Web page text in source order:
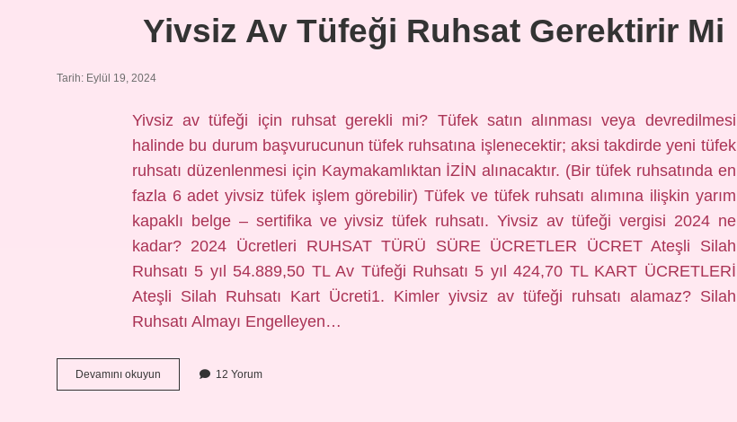
Yivsiz Av Tüfeği Ruhsat Gerektirir Mi
Tarih: Eylül 19, 2024
Yivsiz av tüfeği için ruhsat gerekli mi? Tüfek satın alınması veya devredilmesi
halinde bu durum başvurucunun tüfek ruhsatına işlenecektir; aksi takdirde yeni tüfek
ruhsatı düzenlenmesi için Kaymakamlıktan İZİN alınacaktır. (Bir tüfek ruhsatında en
fazla 6 adet yivsiz tüfek işlem görebilir) Tüfek ve tüfek ruhsatı alımına ilişkin yarım
kapaklı belge – sertifika ve yivsiz tüfek ruhsatı. Yivsiz av tüfeği vergisi 2024 ne
kadar? 2024 Ücretleri RUHSAT TÜRÜ SÜRE ÜCRETLER ÜCRET Ateşli Silah
Ruhsatı 5 yıl 54.889,50 TL Av Tüfeği Ruhsatı 5 yıl 424,70 TL KART ÜCRETLERİ
Ateşli Silah Ruhsatı Kart Ücreti1. Kimler yivsiz av tüfeği ruhsatı alamaz? Silah
Ruhsatı Almayı Engelleyen…
Devamını okuyun
Av
12 Yorum